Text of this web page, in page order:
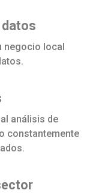
negocio local
análisis de
constantemente